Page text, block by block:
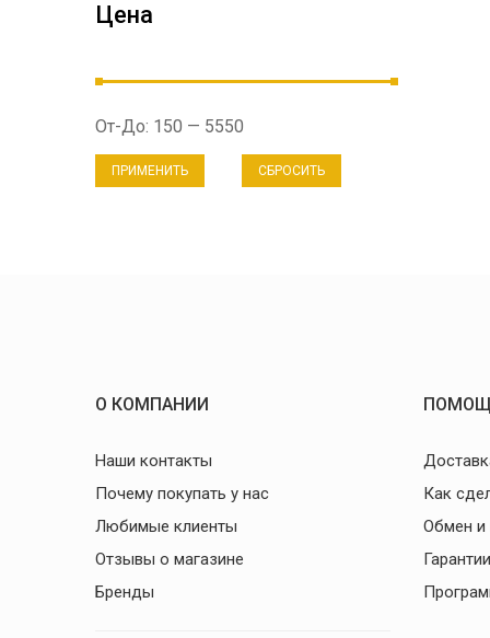
Цена
От-До: 150 — 5550
СБРОСИТЬ
О КОМПАНИИ
Наши контакты
Почему покупать у нас
Любимые клиенты
Отзывы о магазине
Бренды
Как
Обмен и
Гарантии